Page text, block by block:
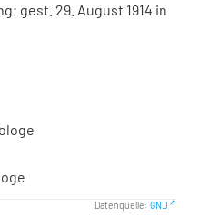
gest. 29. August 1914 in
Datenquelle: GND